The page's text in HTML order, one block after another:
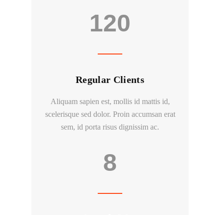
120
Regular Clients
Aliquam sapien est, mollis id mattis id,
scelerisque sed dolor. Proin accumsan erat
sem, id porta risus dignissim ac.
8